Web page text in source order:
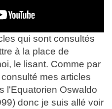
qui sont consultés
à la place de
le lisant. Comme par
mes articles
l'Equatorien Oswaldo
donc je suis allé voir